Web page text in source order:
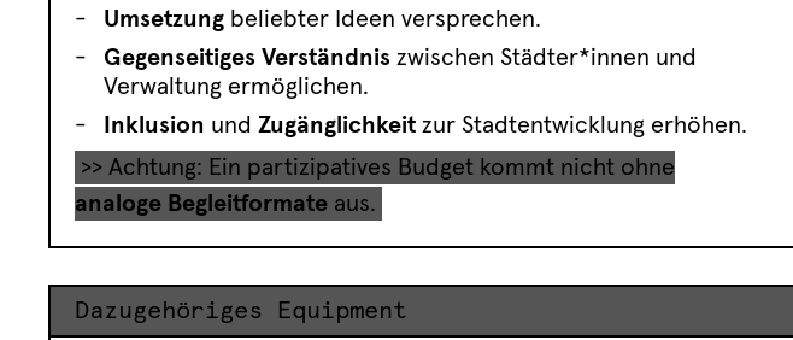
Umsetzung beliebter Ideen versprechen.
Gegenseitiges Verständnis zwischen Städter*innen und
Verwaltung ermöglichen.
Inklusion und Zugänglichkeit zur Stadtentwicklung erhöhen.
>> Achtung: Ein partizipatives Budget kommt nicht ohne
analoge Begleitformate aus.
Dazugehöriges Equipment